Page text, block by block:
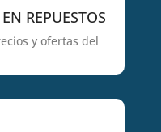
REPUESTOS
y ofertas del